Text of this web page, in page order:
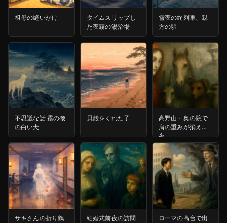
祖母の縫いかけ
タイムスリップし
た夜霧の湯治場
雪夜の終列車、親
方の駅
不思議な話 霧の磯
の白い犬
貝殻をくれた子
高野山・奥の院で
肩の重みが消えた
夜
サキさんの折り鶴
結婚式前夜の訪問
ローマの高台で出